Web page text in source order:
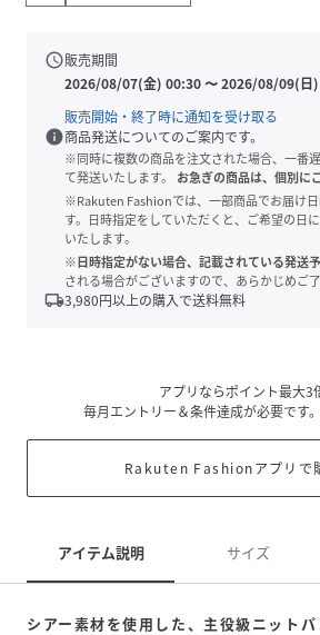
schedule販売期間
2026/08/07(金) 00:30〜2026/08/09(日
販売開始・終了時に通知を受け取る
info商品発送についてのご案内です。
※同時に複数の商品を注文された場合、一番
て発送いたします。
お急ぎの商品は、個別に
※Rakuten Fashionでは、一部商品でお届け
す。日時指定をしていただくと、ご希望の日
いたします。
※日時指定がない場合、記載されている発送
される場合がございますので、あらかじめご了
local_shipping3,980円以上の購入で送料無料
アプリならポイント最大3
毎月エントリー＆条件達成が必要です。
Rakuten Fashionアプリで
アイテム説明 サイズ
シアー素材を使用した、主役級ニットパ